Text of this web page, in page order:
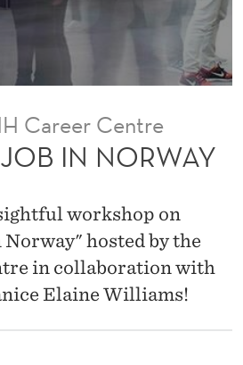
Career Centre
IN NORWAY
workshop on
hosted by the
in collaboration with
Elaine Williams!